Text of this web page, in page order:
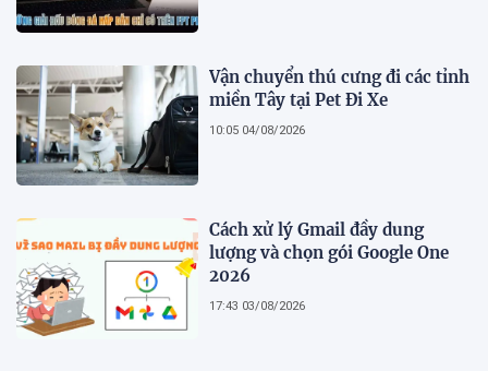
Vận chuyển thú cưng đi các tỉnh
miền Tây tại Pet Đi Xe
10:05 04/08/2026
Cách xử lý Gmail đầy dung
lượng và chọn gói Google One
2026
17:43 03/08/2026